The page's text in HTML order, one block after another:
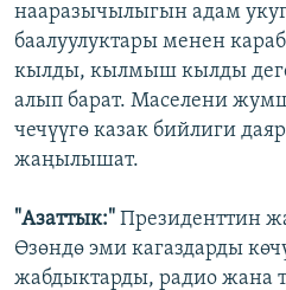
нааразычылыгын адам
баалуулуктары менен
кылды, кылмыш кылды
алып барат. Маселени
чечүүгө казак бийлиги
жаңылышат.
"Азаттык:" Президенттин
Өзөндө эми кагаздарды
жабдыктарды, радио жана